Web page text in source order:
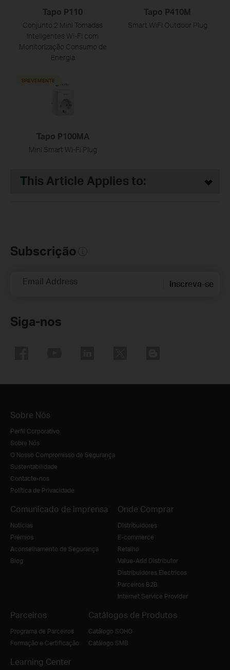
Tapo P110
Conjunto 2 Mini Tomadas
Inteligentes Wi-Fi com
Monitorização Consumo de
Energia
Tapo P410M
Smart WiFi Outdoor Plug
Tapo P100MA
Mini Smart Wi-Fi Plug
BREVEMENTE
This Article Applies to:
Subscrição
Email Address Inscreva-se
Siga-nos
Sobre Nós
Perfil Corporativo
Sobre Nós
O Nosso Compromisso de Segurança
Sustentabilidade
Contacte-nos
Política de Privacidade
Comunicado de imprensa
Notícias
Prémios
Aconselhamento de Segurança
Blog
Onde Comprar
Distribuidores
E-commerce
Retalho
Value-Add Distributor
Distribuidores Electricos
Parceiros B2B
Internet Service Provider
Parceiros
Programa de Parceiros
Formação e Certificação
Catálogos de Produtos
Catálogo SOHO
Catálogo SMB
Learning Center